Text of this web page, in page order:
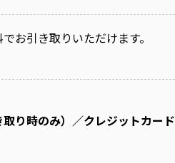
お引き取りいただけます。
り時のみ）／クレジットカード